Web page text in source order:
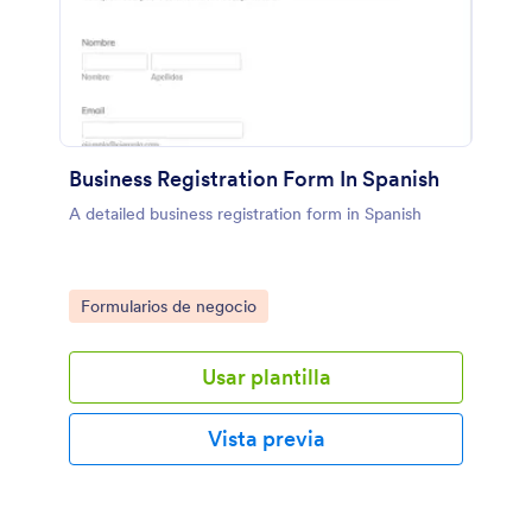
Business Registration Form In Spanish
A detailed business registration form in Spanish
Go to Category:
Formularios de negocio
Usar plantilla
Vista previa